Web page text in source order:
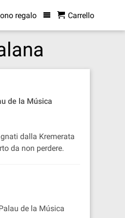
regalo Carrello
de la Música
dalla Kremerata
da non perdere.
de la Música